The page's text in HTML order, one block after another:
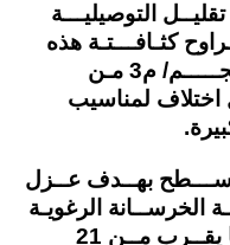
التوصيليـــة
كثـافـــتـة هذه
الخـلـطــة مـن 400 – 1200 كجـــــم/ م3 مـن
اختلاف لمناسيب
بهــدف عــزل
الخرســانة الرغويـة
شـامل التنفيـذ التكلفـة الى مـا يقــرب مــن 21